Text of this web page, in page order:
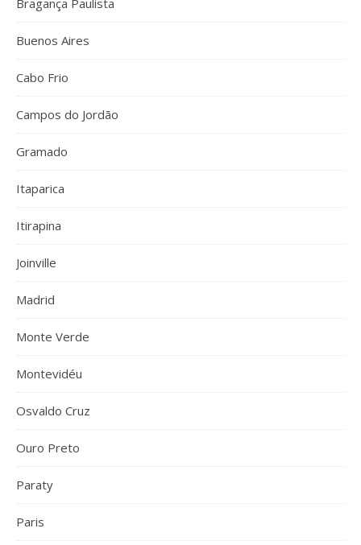
Bragança Paulista
Buenos Aires
Cabo Frio
Campos do Jordão
Gramado
Itaparica
Itirapina
Joinville
Madrid
Monte Verde
Montevidéu
Osvaldo Cruz
Ouro Preto
Paraty
Paris